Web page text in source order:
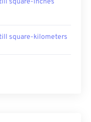
square-inches
square-kilometers